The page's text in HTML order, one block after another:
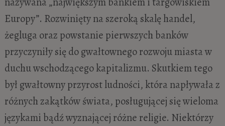
Europy”. Rozwinięty na szeroką skalę handel,
żegluga oraz powstanie pierwszych banków
przyczyniły się do gwałtownego rozwoju miasta w
duchu wschodzącego kapitalizmu. Skutkiem tego
był gwałtowny przyrost ludności, która napływała z
różnych zakątków świata, posługującej się wieloma
językami bądź wyznającej różne religie. Niektórzy